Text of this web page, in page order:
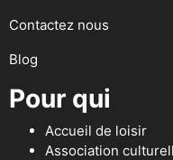
Contactez nous
Blog
Pour qui
Accueil de loisir
Association